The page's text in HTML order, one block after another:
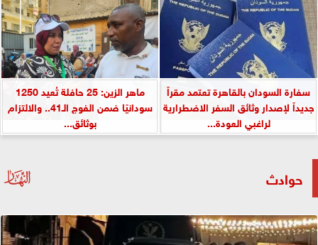
سفارة السودان بالقاهرة تعتمد مقراً
جديداً لإصدار وثائق السفر الاضطرارية
لراغبي العودة...
ماهر الزين: 25 حافلة تُعيد 1250
سودانيًا ضمن الفوج الـ41.. والالتزام
بوثائق...
حوادث